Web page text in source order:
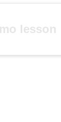
lesson